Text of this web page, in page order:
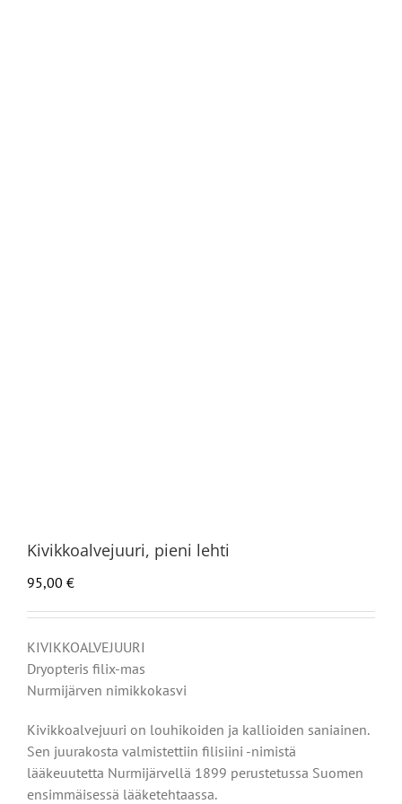
Kivikkoalvejuuri, pieni lehti
95,00 €
KIVIKKOALVEJUURI
Dryopteris filix-mas
Nurmijärven nimikkokasvi
Kivikkoalvejuuri on louhikoiden ja kallioiden saniainen.
Sen juurakosta valmistettiin filisiini -nimistä
lääkeuutetta Nurmijärvellä 1899 perustetussa Suomen
ensimmäisessä lääketehtaassa.